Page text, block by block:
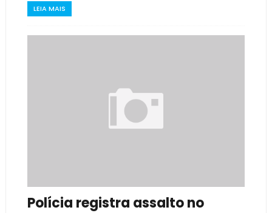
LEIA MAIS
Polícia registra assalto no